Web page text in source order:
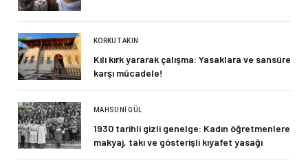
KORKUT AKIN
Kılı kırk yararak çalışma: Yasaklara ve sansüre
karşı mücadele!
MAHSUNI GÜL
1930 tarihli gizli genelge: Kadın öğretmenlere
makyaj, takı ve gösterişli kıyafet yasağı